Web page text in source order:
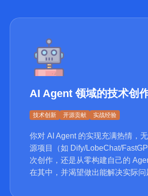
AI Agent 领域的技术创
技术创新 开源贡献 实战经验
你对 AI Agent 的实现充满热情，
源项目（如 Dify/LobeChat/
次创作，还是从零构建自己的
在其中，并渴望做出能解决实际问